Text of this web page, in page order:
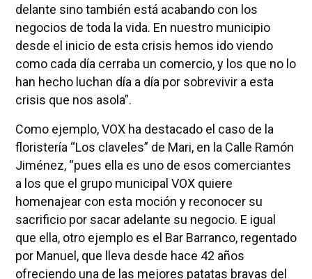
delante sino también está acabando con los
negocios de toda la vida. En nuestro municipio
desde el inicio de esta crisis hemos ido viendo
como cada día cerraba un comercio, y los que no lo
han hecho luchan día a día por sobrevivir a esta
crisis que nos asola”.
Como ejemplo, VOX ha destacado el caso de la
floristería “Los claveles” de Mari, en la Calle Ramón
Jiménez, “pues ella es uno de esos comerciantes
a los que el grupo municipal VOX quiere
homenajear con esta moción y reconocer su
sacrificio por sacar adelante su negocio. E igual
que ella, otro ejemplo es el Bar Barranco, regentado
por Manuel, que lleva desde hace 42 años
ofreciendo una de las mejores patatas bravas del